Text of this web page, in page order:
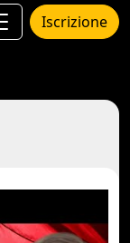
Iscrizione